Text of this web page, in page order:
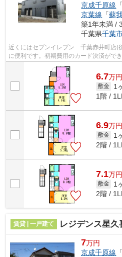
京成千原線
京葉線 「蘇
築1年未満 /
千葉県千葉
近くにはセブンイレブン 千葉赤井町店(
に便利です。初期費用のカード決済がで
によって選べる、利便性の高い物件で...
6.7万円
敷金 1
1階 /
6.9万円
敷金 1
2階 /
7.1万円
敷金 1
2階 /
賃貸 | 一戸建て レジデンス星久
7万円
京成千原線 「